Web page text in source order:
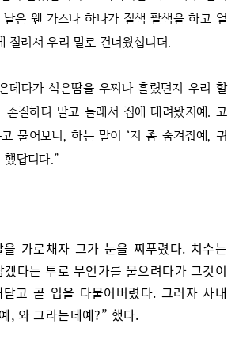
은 웬 가스나 하나가 질색 팔색을 하고 얼
질려서 우리 말로 건너왔십니더.
데다가 식은땀을 우찌나 흘렸던지 우리 할
손질하다 말고 놀래서 집에 데려왔지예. 고
물어보니, 하는 말이 ‘지 좀 숨겨줘예, 귀
했답디다.”
가로채자 그가 눈을 찌푸렸다. 치수는
다는 투로 무언가를 물으려다가 그것이
고 곧 입을 다물어버렸다. 그러자 사내
, 와 그라는데예?” 했다.